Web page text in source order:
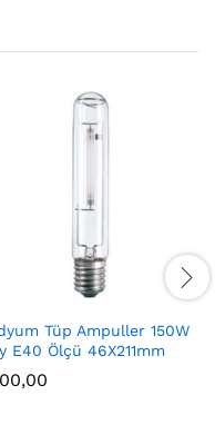
Tüp Ampuller 150W
E40 Ölçü 46X211mm